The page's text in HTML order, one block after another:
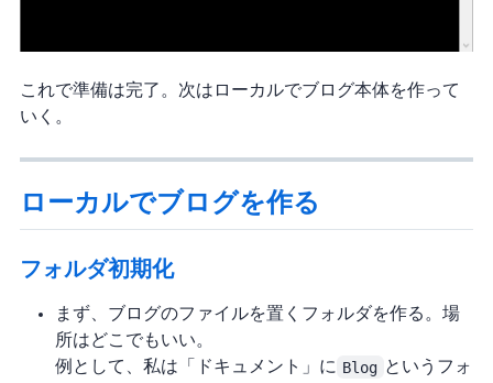
これで準備は完了。次はローカルでブログ本体を作って
いく。
ローカルでブログを作る
フォルダ初期化
まず、ブログのファイルを置くフォルダを作る。場
所はどこでもいい。
例として、私は「ドキュメント」に Blog というフォ